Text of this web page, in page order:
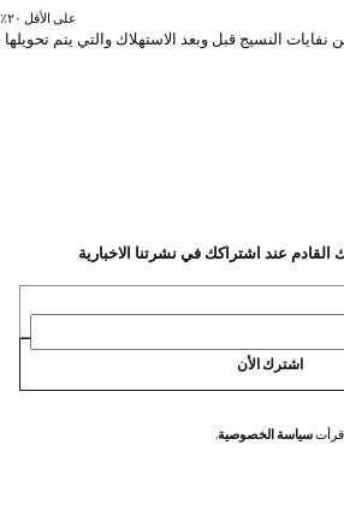
على الأقل ٢٠٪؜
النسيج قبل وبعد الاستهلاك والتي يتم تحويلها
اشترك الأن
قرأتسياسة الخصوصية.